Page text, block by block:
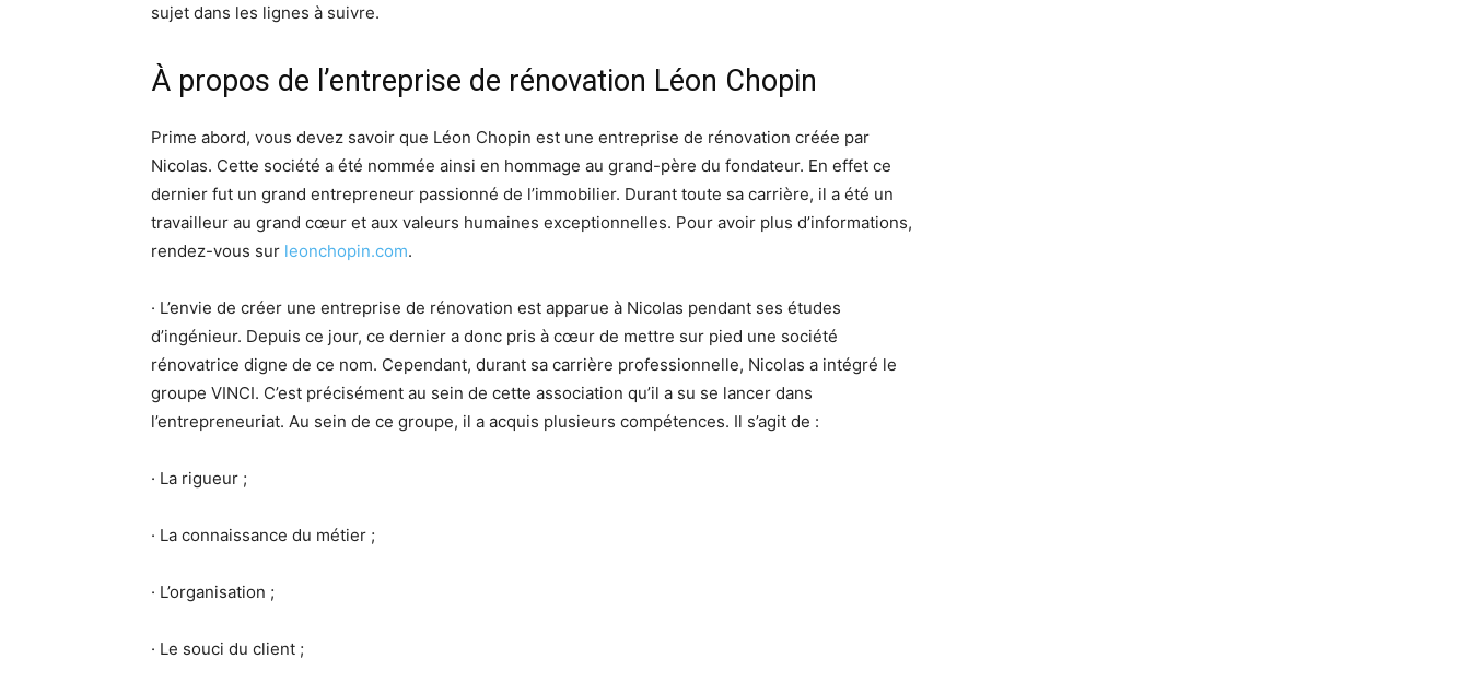
sujet dans les lignes à suivre.
À propos de l’entreprise de rénovation Léon Chopin
Prime abord, vous devez savoir que Léon Chopin est une entreprise de rénovation créée par
Nicolas. Cette société a été nommée ainsi en hommage au grand-père du fondateur. En effet ce
dernier fut un grand entrepreneur passionné de l’immobilier. Durant toute sa carrière, il a été un
travailleur au grand cœur et aux valeurs humaines exceptionnelles. Pour avoir plus d’informations,
rendez-vous sur leonchopin.com.
· L’envie de créer une entreprise de rénovation est apparue à Nicolas pendant ses études
d’ingénieur. Depuis ce jour, ce dernier a donc pris à cœur de mettre sur pied une société
rénovatrice digne de ce nom. Cependant, durant sa carrière professionnelle, Nicolas a intégré le
groupe VINCI. C’est précisément au sein de cette association qu’il a su se lancer dans
l’entrepreneuriat. Au sein de ce groupe, il a acquis plusieurs compétences. Il s’agit de :
· La rigueur ;
· La connaissance du métier ;
· L’organisation ;
· Le souci du client ;